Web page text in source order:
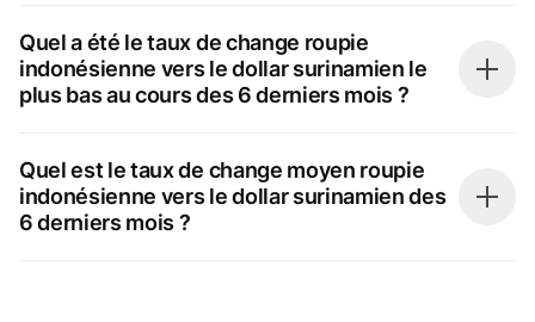
Quel a été le taux de change roupie
indonésienne vers le dollar surinamien le
plus bas au cours des 6 derniers mois ?
Quel est le taux de change moyen roupie
indonésienne vers le dollar surinamien des
6 derniers mois ?